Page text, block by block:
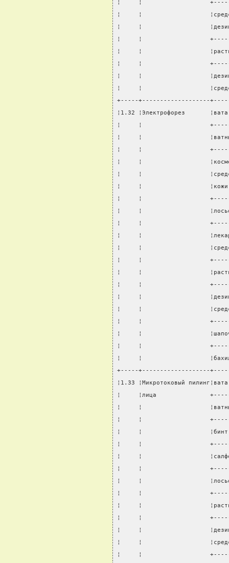
¦     ¦
¦     ¦
¦     ¦
¦     ¦
¦     ¦
¦     ¦
¦     ¦
¦     ¦
+-----+-------------------
¦1.32 ¦Электрофорез
¦     ¦
¦     ¦
¦     ¦
¦     ¦
¦     ¦
¦     ¦
¦     ¦
¦     ¦
¦     ¦
¦     ¦
¦     ¦
¦     ¦
¦     ¦
¦     ¦
¦     ¦
¦     ¦
¦     ¦
¦     ¦
¦     ¦
¦     ¦                   ¦бахилы
+-----+-------------------
¦1.33 ¦Микротоковый
¦     ¦лица
¦     ¦
¦     ¦
¦     ¦
¦     ¦
¦     ¦
¦     ¦
¦     ¦
¦     ¦
¦     ¦
¦     ¦
¦     ¦
¦     ¦
¦     ¦